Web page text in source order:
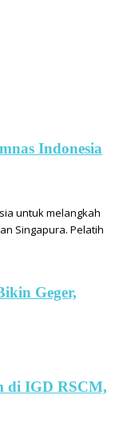
Indonesia
untuk melangkah
Singapura. Pelatih
Geger,
di IGD RSCM,